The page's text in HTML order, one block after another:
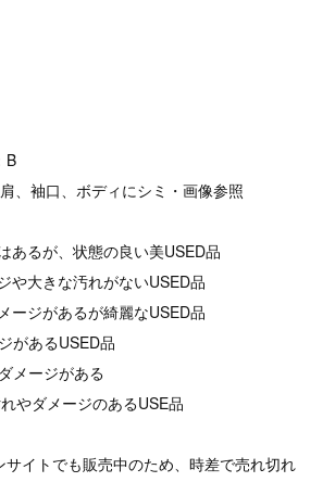
B
、袖口、ボディにシミ・画像参照
るが、状態の良い美USED品
大きな汚れがないUSED品
ジがあるが綺麗なUSED品
があるUSED品
メージがある
ダメージのあるUSE品
サイトでも販売中のため、時差で売れ切れ